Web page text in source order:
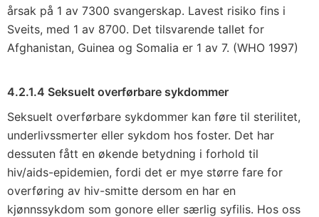
årsak på 1 av 7300 svangerskap. Lavest risiko fins i
Sveits, med 1 av 8700. Det tilsvarende tallet for
Afghanistan, Guinea og Somalia er 1 av 7. (WHO 1997)
4.2.1.4 Seksuelt overførbare sykdommer
Seksuelt overførbare sykdommer kan føre til sterilitet,
underlivssmerter eller sykdom hos foster. Det har
dessuten fått en økende betydning i forhold til
hiv/aids-epidemien, fordi det er mye større fare for
overføring av hiv-smitte dersom en har en
kjønnssykdom som gonore eller særlig syfilis. Hos oss